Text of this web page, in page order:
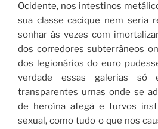
Ocidente, nos intestinos
sua classe cacique nem seria
sonhar às vezes com
dos corredores subterrâneos
dos legionários do euro
verdade essas galerias só
transparentes urnas onde se
de heroína afegã e turvos
sexual, como tudo o que nos